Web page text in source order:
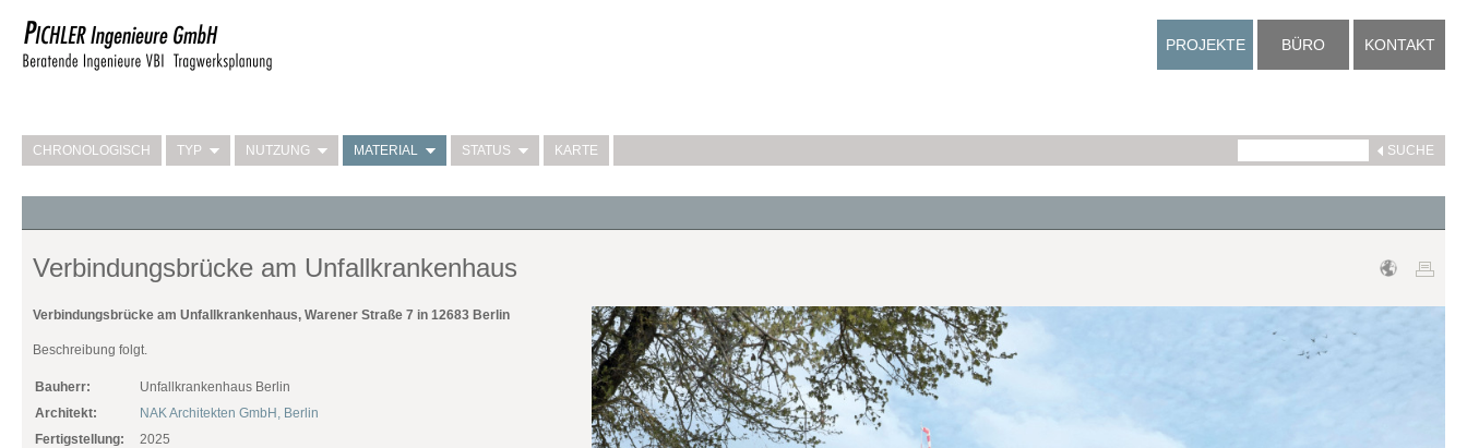
PROJEKTE
CHRONOLOGISCH TYP NUTZUNG MATERIAL STATUS KARTE
BÜRO KONTAKT
Verbindungsbrücke am Unfallkrankenhaus
Verbindungsbrücke am Unfallkrankenhaus, Warener Straße 7 in 12683 Berlin
Beschreibung folgt.
Bauherr:
Unfallkrankenhaus Berlin
Architekt:
NAK Architekten GmbH, Berlin
Fertigstellung:
2025